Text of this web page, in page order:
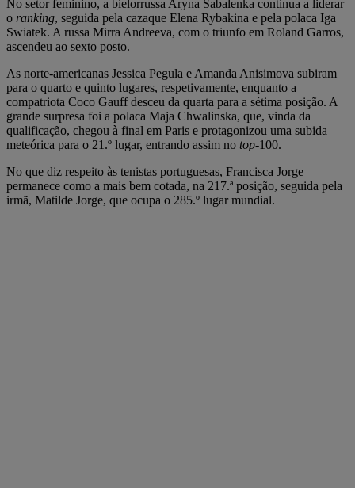
No setor feminino, a bielorrussa Aryna Sabalenka continua a liderar
o ranking, seguida pela cazaque Elena Rybakina e pela polaca Iga
Swiatek. A russa Mirra Andreeva, com o triunfo em Roland Garros,
ascendeu ao sexto posto.
As norte-americanas Jessica Pegula e Amanda Anisimova subiram
para o quarto e quinto lugares, respetivamente, enquanto a
compatriota Coco Gauff desceu da quarta para a sétima posição. A
grande surpresa foi a polaca Maja Chwalinska, que, vinda da
qualificação, chegou à final em Paris e protagonizou uma subida
meteórica para o 21.º lugar, entrando assim no top-100.
No que diz respeito às tenistas portuguesas, Francisca Jorge
permanece como a mais bem cotada, na 217.ª posição, seguida pela
irmã, Matilde Jorge, que ocupa o 285.º lugar mundial.